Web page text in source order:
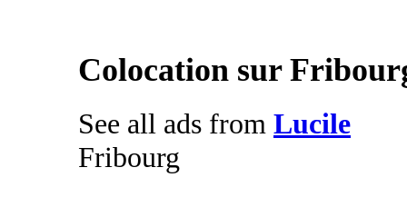
Colocation sur
See all ads from Lucile
Fribourg